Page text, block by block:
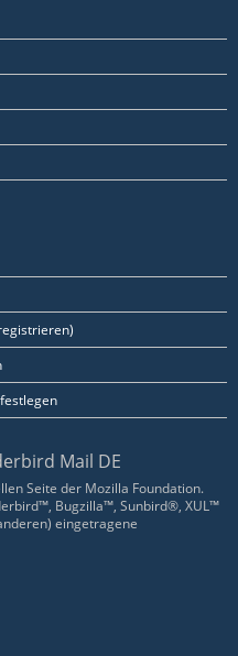
Mail DE
Seite der Mozilla Foundation.
Bugzilla™, Sunbird®, XUL™
eingetragene